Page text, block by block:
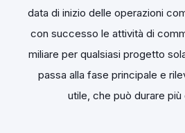
data di inizio delle operazioni
con successo le attività di
miliare per qualsiasi progetto
passa alla fase principale e
utile, che può durare più